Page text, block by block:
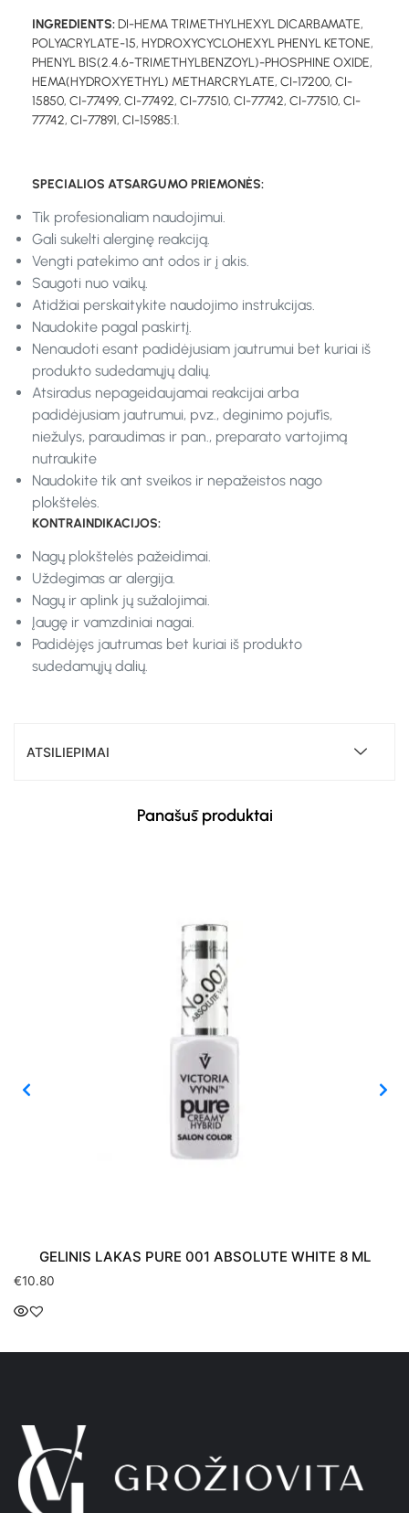
INGREDIENTS:DI-HEMA TRIMETHYLHEXYL DICARBAMATE,
POLYACRYLATE-15, HYDROXYCYCLOHEXYL PHENYL KETONE,
PHENYL BIS(2.4.6-TRIMETHYLBENZOYL)-PHOSPHINE OXIDE,
HEMA(HYDROXYETHYL) METHARCRYLATE, CI-17200, CI-
15850, CI-77499, CI-77492, CI-77510, CI-77742, CI-77510, CI-
77742, CI-77891, CI-15985:1.
SPECIALIOS ATSARGUMO PRIEMONĖS:
Tik profesionaliam naudojimui.
Gali sukelti alerginę reakciją.
Vengti patekimo ant odos ir į akis.
Saugoti nuo vaikų.
Atidžiai perskaitykite naudojimo instrukcijas.
Naudokite pagal paskirtį.
Nenaudoti esant padidėjusiam jautrumui bet kuriai iš
produkto sudedamųjų dalių.
Atsiradus nepageidaujamai reakcijai arba
padidėjusiam jautrumui, pvz., deginimo pojūtis,
niežulys, paraudimas ir pan., preparato vartojimą
nutraukite
Naudokite tik ant sveikos ir nepažeistos nago
plokštelės.
KONTRAINDIKACIJOS:
Nagų plokštelės pažeidimai.
Uždegimas ar alergija.
Nagų ir aplink jų sužalojimai.
Įaugę ir vamzdiniai nagai.
Padidėjęs jautrumas bet kuriai iš produkto
sudedamųjų dalių.
ATSILIEPIMAI
Panašūs produktai
GELINIS LAKAS PURE 001 ABSOLUTE WHITE 8 ML
€10.80